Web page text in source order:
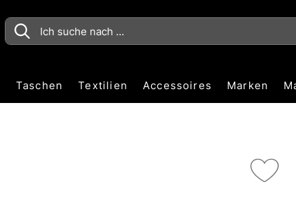
Taschen Textilien Accessoires Marken